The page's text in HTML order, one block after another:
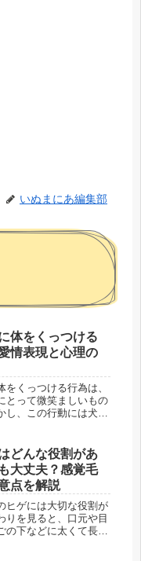
いぬまにあ編集部
体をくっつける
情表現と心理の
をくっつける行為は、
とって微笑ましいもの
し、この行動には犬特
や意味について詳しく
の絆を深めるための方
どんな役割があ
大丈夫？感覚毛
点を解説
ヒゲには大切な役割が
りを見ると、口元や目
の下などに太くて長い